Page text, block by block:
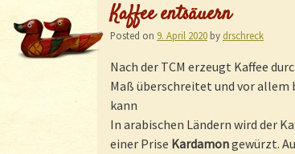
Kaffee entsäuern
Posted on 9. April 2020 by drschreck
Nach der TCM erzeugt Kaffee
Maß überschreitet und vor allem
kann
In arabischen Ländern wird der
einer Prise Kardamongewürzt.